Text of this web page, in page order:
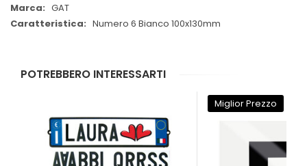
GAT
Numero 6 Bianco 100x130mm
POTREBBERO INTERESSARTI
Miglior Prezzo